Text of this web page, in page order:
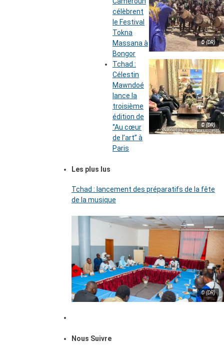
© (DR)
célèbrent
le Festival
Tokna
Massana à
Bongor
© (DR)
Tchad :
Célestin
Mawndoé
lance la
troisième
édition de
‘’Au cœur
de l’art’’ à
Paris
Les plus lus
Tchad : lancement des préparatifs de la fête
de la musique
© (DR)
Nous Suivre